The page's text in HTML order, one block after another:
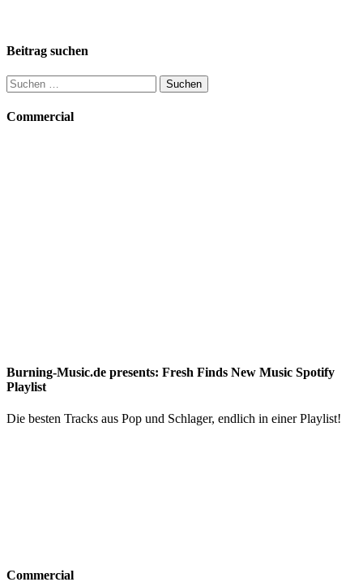
Beitrag suchen
Suchen
nach:
Commercial
Burning-Music.de presents: Fresh Finds New Music Spotify
Playlist
Die besten Tracks aus Pop und Schlager, endlich in einer Playlist!
Commercial